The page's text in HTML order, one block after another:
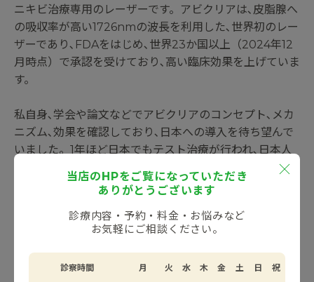
ニキビ治療専用のレーザーです。アビクリアは､皮脂腺へ
の吸収率が高い1726nmの波長を利用した､世界初のレー
ザーであり､FDAをはじめ､世界23か国以上（2024年12
月時点）で承認を受けており､高い臨床効果を上げていま
す。
私自身､学会や論文などでアビクリアのコンセプト､メカ
ニズム､効果を確認しており､日本への導入を待ち望んで
いました。1年ほど日本でもテスト治療が行われ､日本人
に対する効果や安全性も確認され､2025年､国内でもニキ
ビ治療機器として薬事承認を取得しています。
当院はこれまでニキビ治療にも力を入れており､さまざま
な側面からアプローチして成果を上げてきましたが､改善
が難しいケースや､改善に時間や治療回数が必要な場合も
あります。そうした方々にとって､新たな希望となること
当店のHPをご覧になっていただき
ありがとうございます
診療内容・予約・料金・お悩みなど
お気軽にご相談ください。
診察時間 月 火 水 木 金 土 日 祝